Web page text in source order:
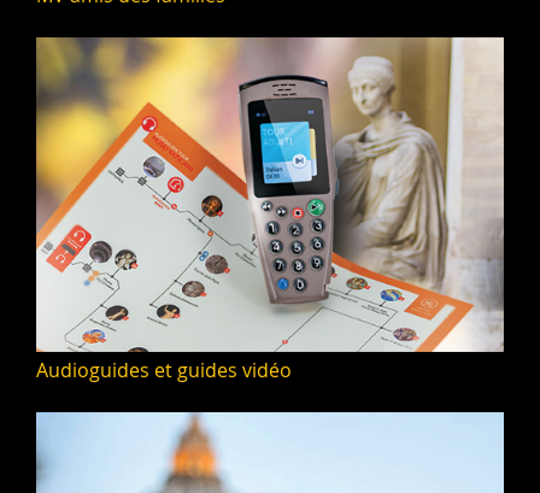
Audioguides et guides vidéo